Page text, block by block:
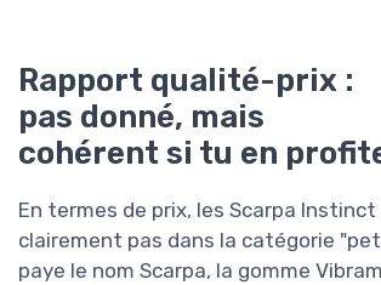
Rapport qualité-prix :
pas donné, mais
cohérent si tu en
En termes de prix, les Scarpa Instinct
clairement pas dans la catégorie
paye le nom Scarpa, la gomme